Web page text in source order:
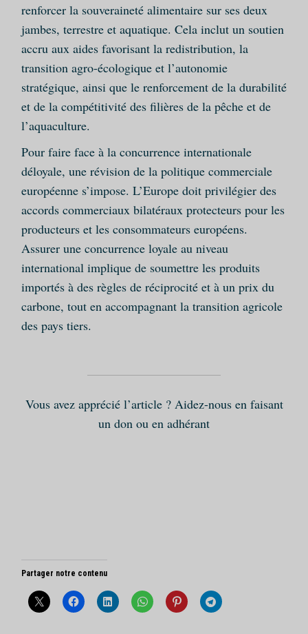
renforcer la souveraineté alimentaire sur ses deux
jambes, terrestre et aquatique. Cela inclut un soutien
accru aux aides favorisant la redistribution, la
transition agro-écologique et l’autonomie
stratégique, ainsi que le renforcement de la durabilité
et de la compétitivité des filières de la pêche et de
l’aquaculture.
Pour faire face à la concurrence internationale
déloyale, une révision de la politique commerciale
européenne s’impose. L’Europe doit privilégier des
accords commerciaux bilatéraux protecteurs pour les
producteurs et les consommateurs européens.
Assurer une concurrence loyale au niveau
international implique de soumettre les produits
importés à des règles de réciprocité et à un prix du
carbone, tout en accompagnant la transition agricole
des pays tiers.
Vous avez apprécié l’article ? Aidez-nous en faisant
un don ou en adhérant
Partager notre contenu